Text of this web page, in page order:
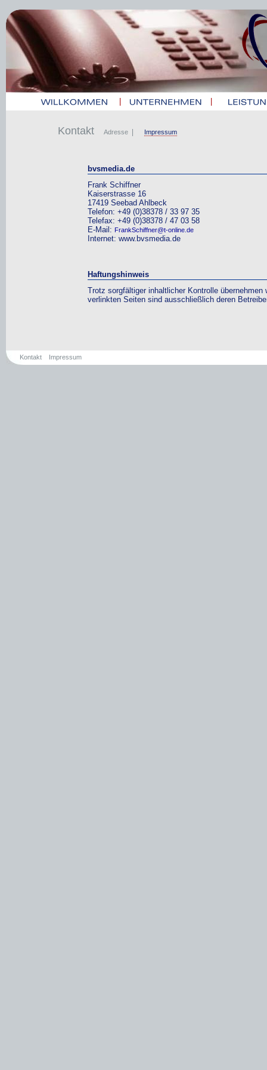
Kontakt Adresse Impressum
bvsmedia.de
Frank Schiffner
Kaiserstrasse 16
17419 Seebad Ahlbeck
Telefon: +49 (0)38378 / 33 97 35
Telefax: +49 (0)38378 / 47 03 58
E-Mail: FrankSchiffner@t-online.de
Internet: www.bvsmedia.de
Haftungshinweis
Trotz sorgfältiger inhaltlicher Kontrolle
verlinkten Seiten sind ausschließlich deren
Kontakt Impressum